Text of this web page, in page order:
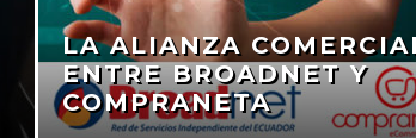
LA ALIANZA
ENTRE BROADNET Y
COMPRANETA